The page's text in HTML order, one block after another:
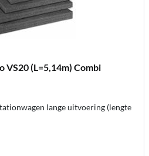
(L=5,14m) Combi
lange uitvoering (lengte